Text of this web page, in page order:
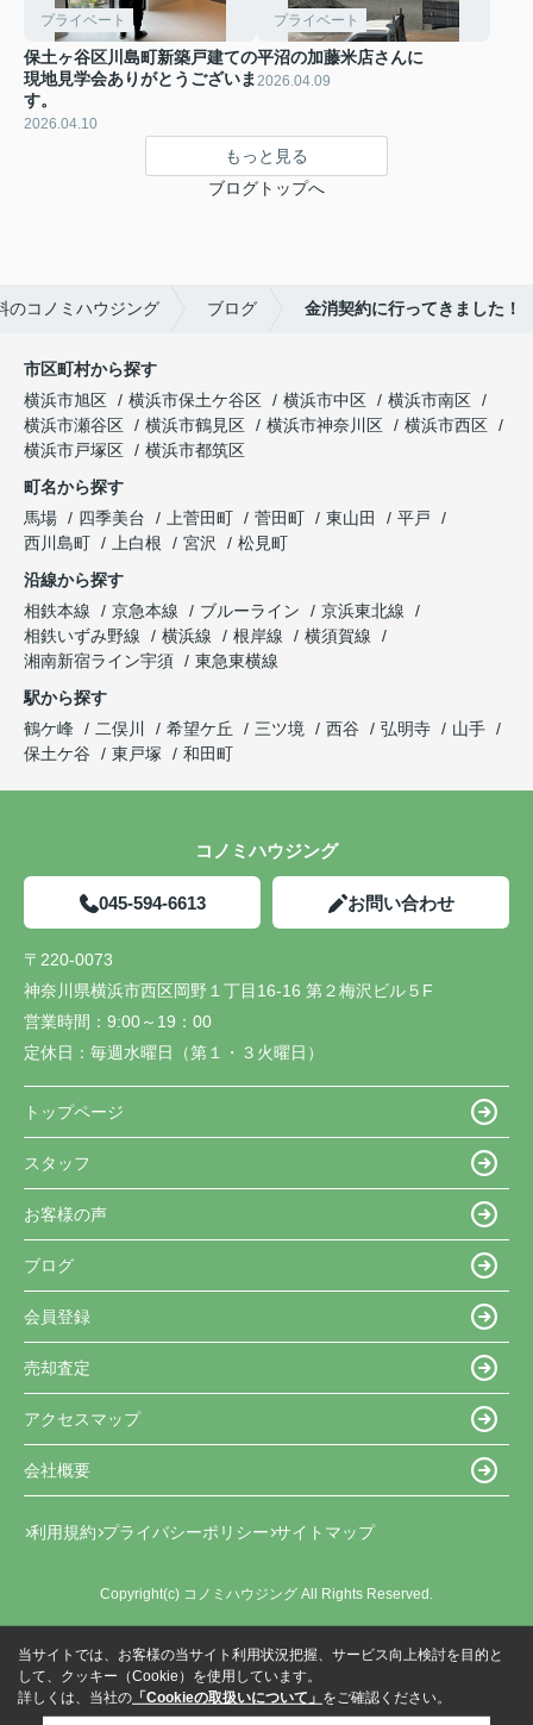
プライベート
保土ヶ谷区川島町新築戸建ての
現地見学会ありがとうございま
す。
2026.04.10
プライベート
平沼の加藤米店さんに
2026.04.09
もっと見る
ブログトップへ
のコノミハウジング ブログ 金消契約に行ってきました！
市区町村から探す
横浜市旭区
横浜市保土ケ谷区 横浜市中区
横浜市南区
横浜市瀬谷区
横浜市鶴見区 横浜市神奈川区
横浜市西区
横浜市戸塚区
横浜市都筑区
町名から探す
馬場
四季美台 上菅田町 菅田町 東山田
平戸
西川島町
上白根 宮沢
松見町
沿線から探す
相鉄本線
京急本線 ブルーライン
京浜東北線
相鉄いずみ野線
横浜線 根岸線
横須賀線
湘南新宿ライン宇須
東急東横線
駅から探す
鶴ケ峰
二俣川 希望ケ丘 三ツ境 西谷 弘明寺
山手
保土ケ谷
東戸塚 和田町
コノミハウジング
045-594-6613 お問い合わせ
〒220-0073
神奈川県横浜市西区岡野１丁目16-16 第２梅沢ビル５F
営業時間： 9:00～19：00
定休日： 毎週水曜日（第１・３火曜日）
トップページ
スタッフ
お客様の声
ブログ
会員登録
売却査定
アクセスマップ
会社概要
利用規約 プライバシーポリシー サイトマップ
Copyright(c) コノミハウジング All Rights Reserved.
当サイトでは、お客様の当サイト利用状況把握、サービス向上検討を目的と
して、クッキー（Cookie）を使用しています。
詳しくは、当社の 「Cookieの取扱いについて」 をご確認ください。